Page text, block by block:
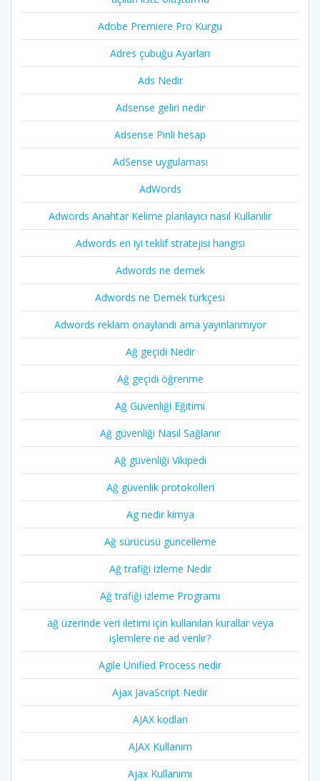
Adobe Premiere Pro Kurgu
Adres çubuğu Ayarları
Ads Nedir
Adsense geliri nedir
Adsense Pinli hesap
AdSense uygulaması
AdWords
Adwords Anahtar Kelime planlayıcı nasıl Kullanılır
Adwords en iyi teklif stratejisi hangisi
Adwords ne demek
Adwords ne Demek türkçesi
Adwords reklam onaylandi ama yayınlanmıyor
Ağ geçidi Nedir
Ağ geçidi öğrenme
Ağ Güvenliği Eğitimi
Ağ güvenliği Nasıl Sağlanır
Ağ güvenliği Vikipedi
Ağ güvenlik protokolleri
Ag nedir kimya
Ağ sürücüsü güncelleme
Ağ trafiği izleme Nedir
Ağ trafiği izleme Programı
ağ üzerinde veri iletimi için kullanılan kurallar veya
işlemlere ne ad verilir?
Agile Unified Process nedir
Ajax JavaScript Nedir
AJAX kodları
AJAX Kullanım
Ajax Kullanımı